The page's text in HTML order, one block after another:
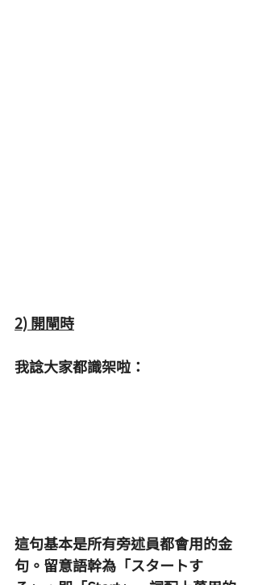
2) 開閘時
我諗大家都識架啦：
這句基本是所有旁述員都會用的金
句。留意語幹為「スタートす